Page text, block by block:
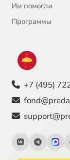
Им помогли
Программы
+7 (495)